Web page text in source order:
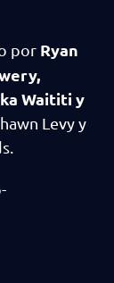
por Ryan
Waititi y
Levy y